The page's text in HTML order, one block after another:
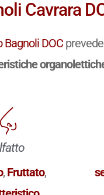
Cavrara
Bagnoli DOC
, Fruttato,